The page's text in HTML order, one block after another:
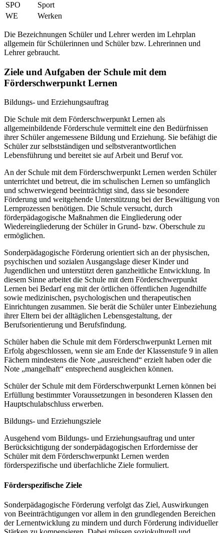
SPO
Sport
WE
Werken
Die Bezeichnungen Schüler und Lehrer werden im Lehrplan
allgemein für Schülerinnen und Schüler bzw. Lehrerinnen und
Lehrer gebraucht.
Ziele und Aufgaben der Schule mit dem
Förderschwerpunkt Lernen
Bildungs- und Erziehungsauftrag
Die Schule mit dem Förderschwerpunkt Lernen als
allgemeinbildende Förderschule vermittelt eine den Bedürfnissen
ihrer Schüler angemessene Bildung und Erziehung. Sie befähigt die
Schüler zur selbstständigen und selbstverantwortlichen
Lebensführung und bereitet sie auf Arbeit und Beruf vor.
An der Schule mit dem Förderschwerpunkt Lernen werden Schüler
unterrichtet und betreut, die im schulischen Lernen so umfänglich
und schwerwiegend beeinträchtigt sind, dass sie besondere
Förderung und weitgehende Unterstützung bei der Bewältigung von
Lernprozessen benötigen. Die Schule versucht, durch
förderpädagogische Maßnahmen die Eingliederung oder
Wiedereingliederung der Schüler in Grund- bzw. Oberschule zu
ermöglichen.
Sonderpädagogische Förderung orientiert sich an der physischen,
psychischen und sozialen Ausgangslage dieser Kinder und
Jugendlichen und unterstützt deren ganzheitliche Entwicklung. In
diesem Sinne arbeitet die Schule mit dem Förderschwerpunkt
Lernen bei Bedarf eng mit der örtlichen öffentlichen Jugendhilfe
sowie medizinischen, psychologischen und therapeutischen
Einrichtungen zusammen. Sie berät die Schüler unter Einbeziehung
ihrer Eltern bei der alltäglichen Lebensgestaltung, der
Berufsorientierung und Berufsfindung.
Schüler haben die Schule mit dem Förderschwerpunkt Lernen mit
Erfolg abgeschlossen, wenn sie am Ende der Klassenstufe 9 in allen
Fächern mindestens die Note „ausreichend“ erzielt haben oder die
Note „mangelhaft“ entsprechend ausgleichen können.
Schüler der Schule mit dem Förderschwerpunkt Lernen können bei
Erfüllung bestimmter Voraussetzungen in besonderen Klassen den
Hauptschulabschluss erwerben.
Bildungs- und Erziehungsziele
Ausgehend vom Bildungs- und Erziehungsauftrag und unter
Berücksichtigung der sonderpädagogischen Erfordernisse der
Schüler mit dem Förderschwerpunkt Lernen werden
förderspezifische und überfachliche Ziele formuliert.
Förderspezifische Ziele
Sonderpädagogische Förderung verfolgt das Ziel, Auswirkungen
von Beeinträchtigungen vor allem in den grundlegenden Bereichen
der Lernentwicklung zu mindern und durch Förderung individueller